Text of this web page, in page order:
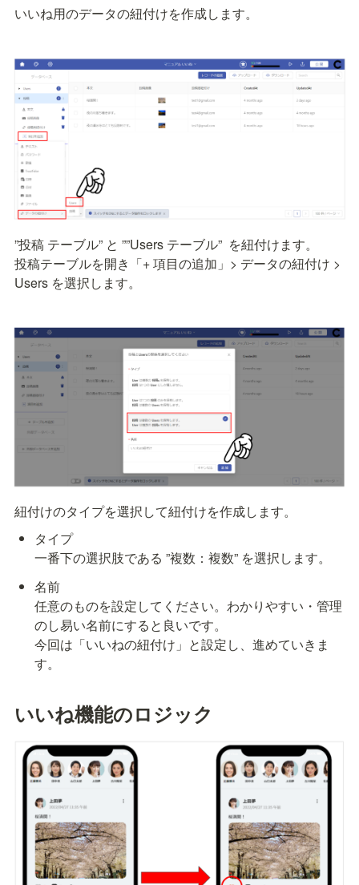
いいね用のデータの紐付けを作成します。
”投稿 テーブル” と ””Users テーブル”  を紐付けます。
投稿テーブルを開き「+ 項目の追加」> データの紐付け >
Users を選択します。
紐付けのタイプを選択して紐付けを作成します。
タイプ
一番下の選択肢である ”複数：複数” を選択します。
名前
任意のものを設定してください。わかりやすい・管理
のし易い名前にすると良いです。
今回は「いいねの紐付け」と設定し、進めていきま
す。
いいね機能のロジック